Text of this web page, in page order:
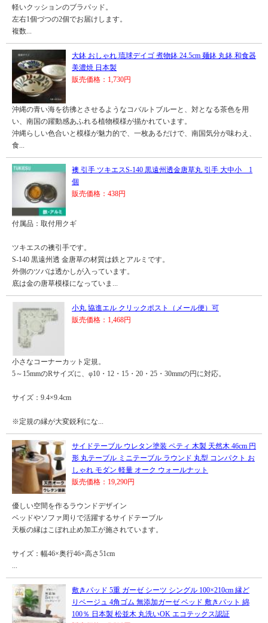
軽いクッションのブラパッド。
左右1個づつの2個でお届けします。
複数...
大鉢 おしゃれ 琉球デイゴ 煮物鉢 24.5cm 麺鉢 丸鉢 和食器
美濃焼 日本製
販売価格：1,730円
沖縄の青い海を彷彿とさせるようなコバルトブルーと、対となる茶色を用
い、南国の躍動感あふれる植物模様が描かれています。
沖縄らしい色合いと模様が魅力的で、一枚あるだけで、南国気分が味わえ、
食...
襖 引手 ツキエスS-140 黒遠州透金唐草丸 引手 大中小 1
個
販売価格：438円
付属品：取付用クギ
ツキエスの襖引手です。
S-140 黒遠州透 金唐草の材質は鉄とアルミです。
外側のツバは透かしが入っています。
底は金の唐草模様になっていま...
小丸 協進エル クリックポスト（メール便）可
販売価格：1,468円
小さなコーナーカット定規。
5～15mmのRサイズに、φ10・12・15・20・25・30mmの円に対応。
サイズ：9.4×9.4cm
※定規の縁が大変鋭利にな...
サイドテーブル ウレタン塗装 ペティ 木製 天然木 46cm 円
形 丸テーブル ミニテーブル ラウンド 丸型 コンパクト お
しゃれ モダン 軽量 オーク ウォールナット
販売価格：19,290円
優しい空間を作るラウンドデザイン
ベッドやソファ周りで活躍するサイドテーブル
天板の縁はこぼれ止め加工が施されています。
サイズ：幅46×奥行46×高さ51cm
...
敷きパッド 5重 ガーゼ シーツ シングル 100×210cm 縁ど
りベージュ 4角ゴム 無添加ガーゼ ベッド 敷きパット 綿
100％ 日本製 松並木 丸洗いOK エコテックス認証